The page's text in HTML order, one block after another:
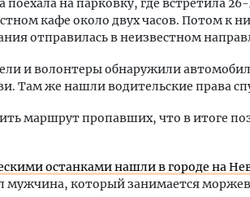
на парковку, где встретила
кафе около двух часов. Потом к
отправилась в неизвестном
и волонтеры обнаружили
Там же нашли водительские права
маршрут пропавших, что в итоге
останками нашли в городе на
мужчина, который занимается